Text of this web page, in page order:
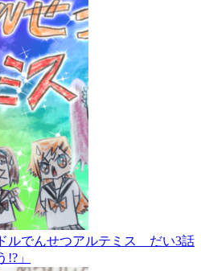
ルでんせつアルテミス だい3話
」